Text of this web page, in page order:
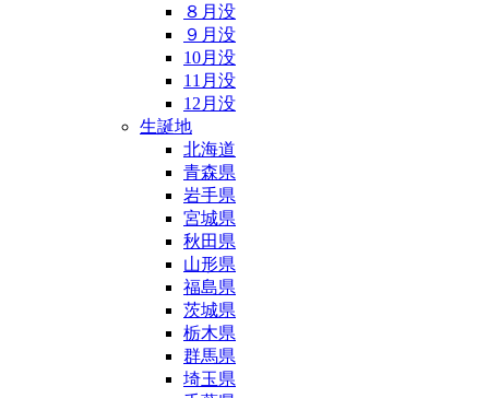
８月没
９月没
10月没
11月没
12月没
生誕地
北海道
青森県
岩手県
宮城県
秋田県
山形県
福島県
茨城県
栃木県
群馬県
埼玉県